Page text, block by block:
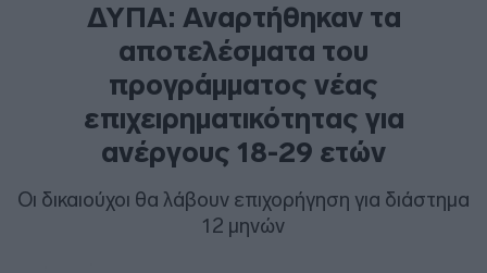
ΔΥΠΑ: Αναρτήθηκαν τα
αποτελέσματα του
προγράμματος νέας
επιχειρηματικότητας για
ανέργους 18-29 ετών
Οι δικαιούχοι θα λάβουν επιχορήγηση για διάστημα
12 μηνών